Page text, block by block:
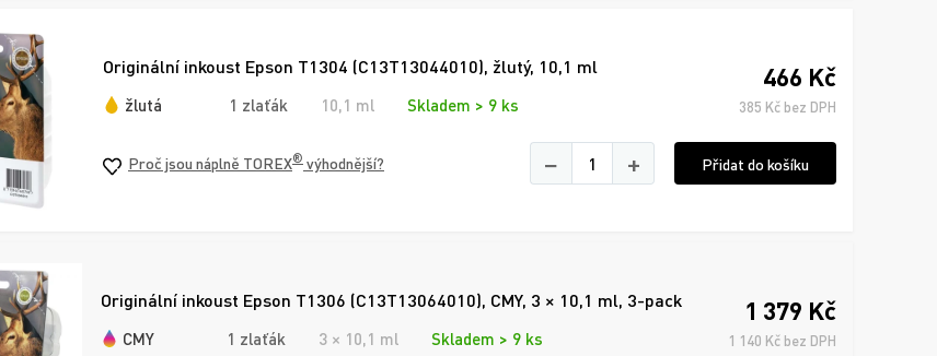
Originální inkoust Epson T1304 (C13T13044010), žlutý, 10,1 ml
žlutá 1 zlaťák 10,1 ml Skladem > 9 ks
466 Kč
385 Kč bez DPH
Proč jsou náplně TOREX® výhodnější? − + Přidat do košíku
Originální inkoust Epson T1306 (C13T13064010), CMY, 3 × 10,1 ml, 3-pack
CMY 1 zlaťák 3 × 10,1 ml Skladem > 9 ks
1 379 Kč
1 140 Kč bez DPH